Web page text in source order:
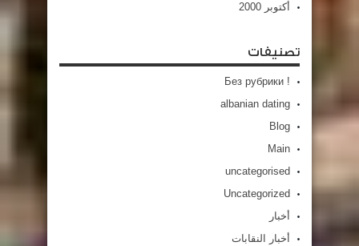
أكتوبر 2000
تصنيفات
! Без рубрики
albanian dating
Blog
Main
uncategorised
Uncategorized
أخبار
أخبار النقابات